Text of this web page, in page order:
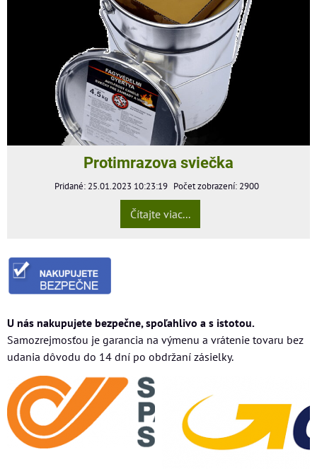
Protimrazova sviečka
Pridané: 25.01.2023 10:23:19 Počet zobrazení: 2900
Čítajte viac...
U nás nakupujete bezpečne, spoľahlivo a s istotou.
Samozrejmosťou je garancia na výmenu a vrátenie tovaru bez
udania dôvodu do 14 dní po obdržaní zásielky.